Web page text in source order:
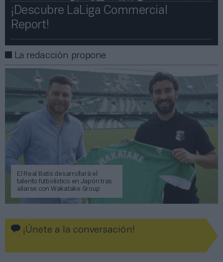
¡Descubre LaLiga Commercial
Report!​​
La redacción propone
El Real Betis desarrollará el
talento futbolístico en Japón tras
aliarse con Wakatake Group
¡Únete a la conversación!